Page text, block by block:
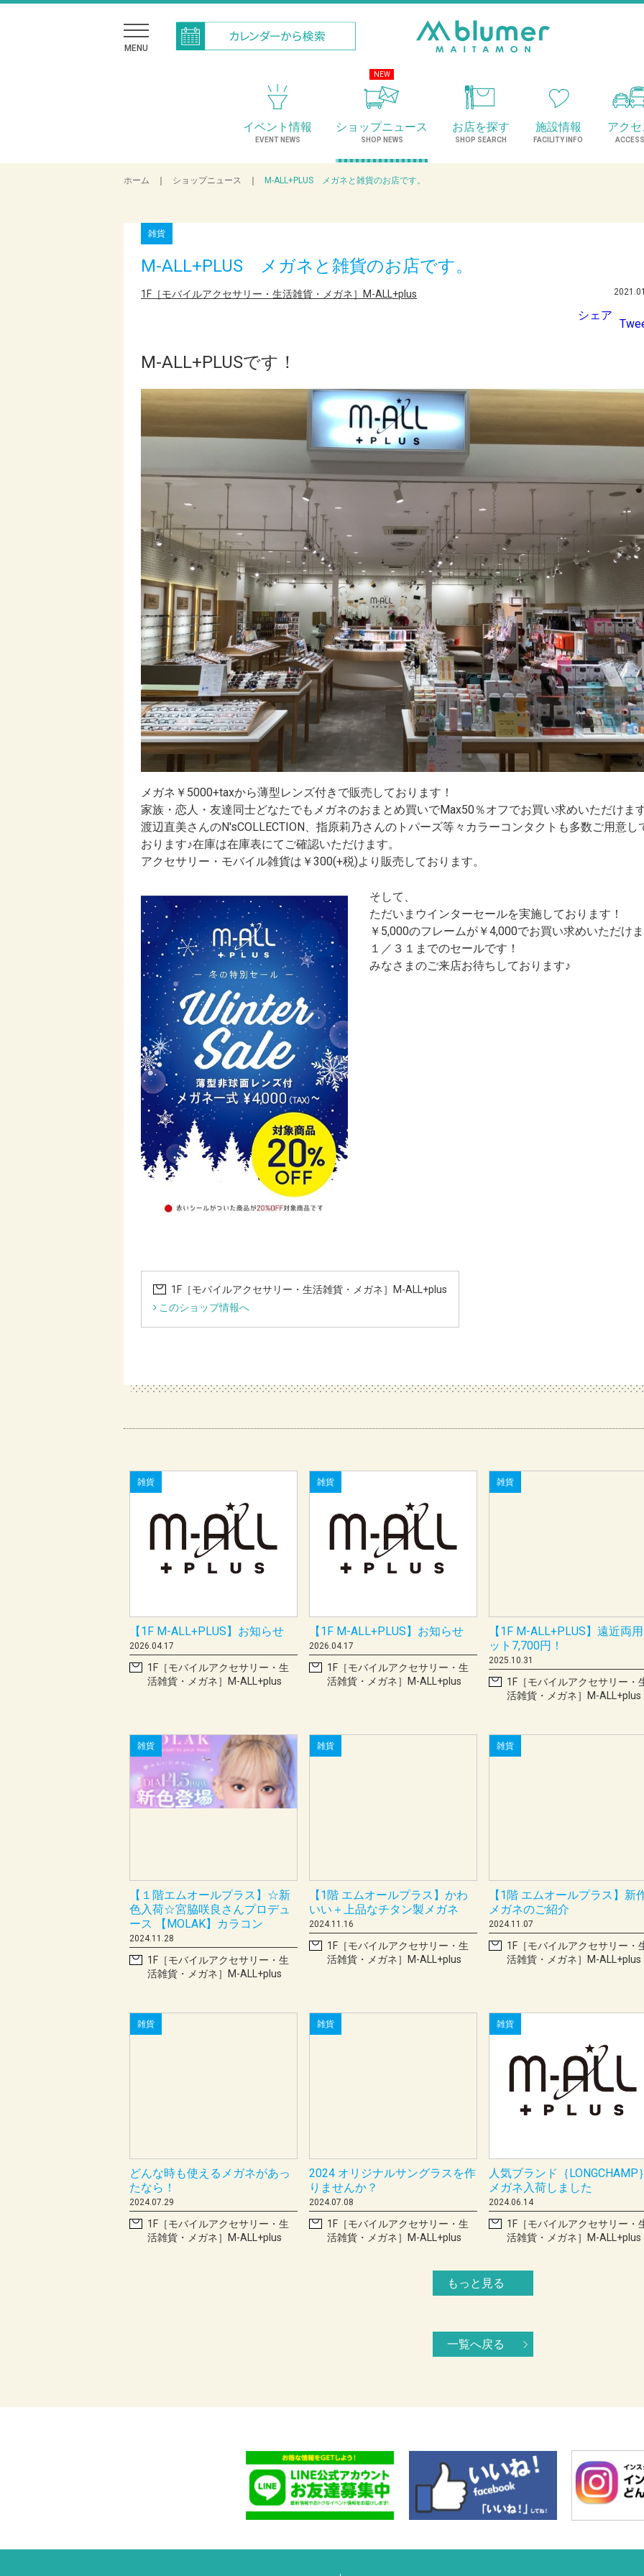
MENU
イベント情報
EVENT NEWS
NEW
ショップニュース
SHOP NEWS
お店を探す
SHOP SEARCH
施設情報
FACILITY INFO
アク
ホーム ショップニュース M-ALL+PLUS メガネと雑貨のお店です。
雑貨
M-ALL+PLUS メガネと雑貨のお店です。
1F［モバイルアクセサリー・生活雑貨・メガネ］M-ALL+plus
シェア
M-ALL+PLUSです！
メガネ￥5000+taxから薄型レンズ付きで販売しております！
家族・恋人・友達同士どなたでもメガネのおまとめ買いでMax50％オフでお買い求めいただけま
渡辺直美さんのN'sCOLLECTION、指原莉乃さんのトパーズ等々カラーコンタクトも多数ご用意し
おります♪在庫は在庫表にてご確認いただけます。
アクセサリー・モバイル雑貨は￥300(+税)より販売しております。
そして、
ただいまウインターセールを実施しております！
￥5,000のフレームが￥4,000でお買い求めいただけ
１／３１までのセールです！
みなさまのご来店お待ちしております♪
1F［モバイルアクセサリー・生活雑貨・メガネ］M-ALL+plus
このショップ情報へ
雑貨
【1F M-ALL+PLUS】お知らせ
2026.04.17
1F［モバイルアクセサリー・生
活雑貨・メガネ］M-ALL+plus
雑貨
【1F M-ALL+PLUS】お知らせ
2026.04.17
1F［モバイルアクセサリー・生
活雑貨・メガネ］M-ALL+plus
雑貨
【1F M-ALL+PLUS】遠近両
ット7,700円！
2025.10.31
1F［モバイルアクセサリー・
活雑貨・メガネ］M-ALL+plus
雑貨
【１階エムオールプラス】☆新
色入荷☆宮脇咲良さんプロデュ
ース 【MOLAK】カラコン
2024.11.28
1F［モバイルアクセサリー・生
活雑貨・メガネ］M-ALL+plus
雑貨
【1階 エムオールプラス】かわ
いい＋上品なチタン製メガネ
2024.11.16
1F［モバイルアクセサリー・生
活雑貨・メガネ］M-ALL+plus
雑貨
【1階 エムオールプラス】新
メガネのご紹介
2024.11.07
1F［モバイルアクセサリー・
活雑貨・メガネ］M-ALL+plus
雑貨
どんな時も使えるメガネがあっ
たなら！
2024.07.29
1F［モバイルアクセサリー・生
活雑貨・メガネ］M-ALL+plus
雑貨
2024 オリジナルサングラスを作
りませんか？
2024.07.08
1F［モバイルアクセサリー・生
活雑貨・メガネ］M-ALL+plus
雑貨
人気ブランド｛LONGCHAMP
メガネ入荷しました
2024.06.14
1F［モバイルアクセサリー・
活雑貨・メガネ］M-ALL+plus
もっと見る
一覧へ戻る